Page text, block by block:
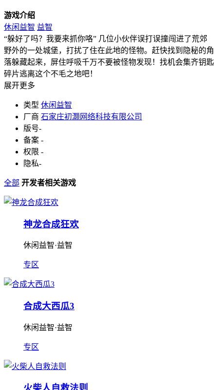
游戏介绍
休闲益智 益智
“躲好了吗？我要来抓你咯” 几位小伙伴误打误撞闯进了荒郊
野外的一处城堡，打扰了住在此地的怪物。赶快找到隐秘的角
落躲藏起来，屏住呼吸千万不要被怪物发现！找机会集齐钥匙
碎片逃离这个不毛之地吧！
展开更多
类型 休闲益智
厂商 石家庄初灏网络科技有限公司
版号-
备案 -
权限 -
隐私-
全部 开发者相关游戏
神龙合成狂欢
休闲益智·益智
专区
合成大西瓜3
休闲益智·益智
专区